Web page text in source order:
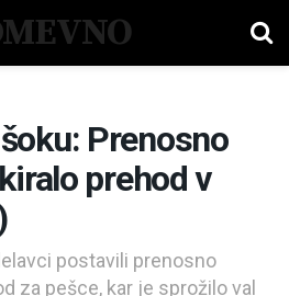
Prenosno
prehod v
postavili prenosno
za pešce, kar je sprožilo val